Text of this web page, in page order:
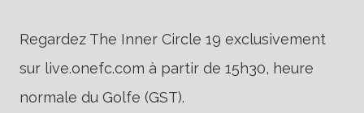
Regardez The Inner Circle 19 exclusivement
sur live.onefc.com à partir de 15h30, heure
normale du Golfe (GST).